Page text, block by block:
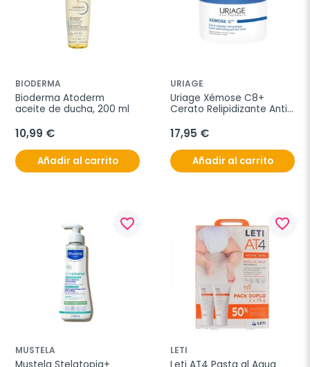
BIODERMA
Bioderma Atoderm
aceite de ducha, 200 ml
10,99 €
Añadir al carrito
URIAGE
Uriage Xémose C8+
Cerato Relipidizante Anti-
17,95 €
Añadir al carrito
favorite_border
MUSTELA
favorite_border
LETI